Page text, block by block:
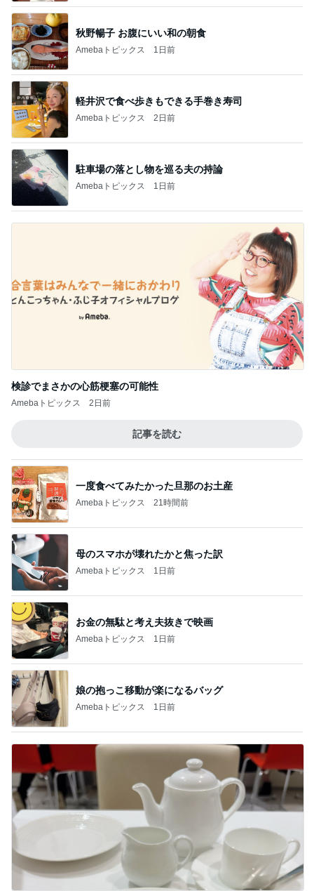
秋野暢子 お腹にいい和の朝食
Amebaトピックス 1日前
軽井沢で食べ歩きもできる手巻き寿司
Amebaトピックス 2日前
駐車場の落とし物を巡る夫の持論
Amebaトピックス 1日前
検診でまさかの心筋梗塞の可能性
Amebaトピックス 2日前
記事を読む
一度食べてみたかった旦那のお土産
Amebaトピックス 21時間前
母のスマホが壊れたかと焦った訳
Amebaトピックス 1日前
お金の無駄と考え夫抜きで映画
Amebaトピックス 1日前
娘の抱っこ移動が楽になるバッグ
Amebaトピックス 1日前